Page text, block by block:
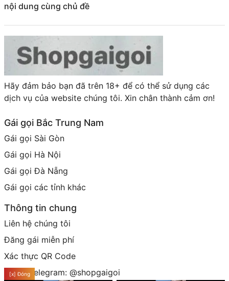
nội dung cùng chủ đề
Hãy đảm bảo bạn đã trên 18+ để có thể sử dụng các
dịch vụ của website chúng tôi. Xin chân thành cảm ơn!
Gái gọi Bắc Trung Nam
Gái gọi Sài Gòn
Gái gọi Hà Nội
Gái gọi Đà Nẵng
Gái gọi các tỉnh khác
Thông tin chung
Liên hệ chúng tôi
Đăng gái miễn phí
Xác thực QR Code
Group telegram: @shopgaigoi
[x] Đóng